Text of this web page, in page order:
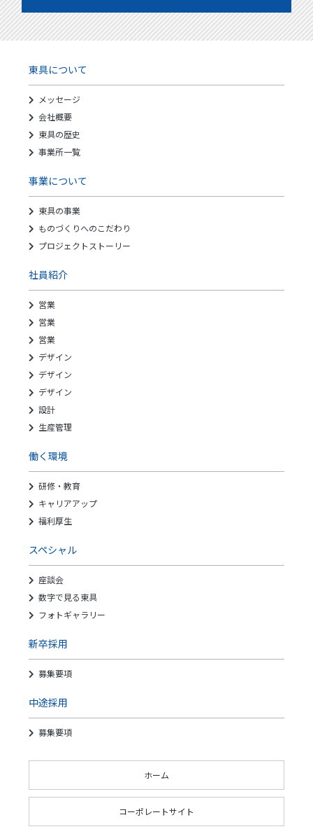
東具について
メッセージ
会社概要
東具の歴史
事業所一覧
事業について
東具の事業
ものづくりへのこだわり
プロジェクトストーリー
社員紹介
営業
営業
営業
デザイン
デザイン
デザイン
設計
生産管理
働く環境
研修・教育
キャリアアップ
福利厚生
スペシャル
座談会
数字で見る東具
フォトギャラリー
新卒採用
募集要項
中途採用
募集要項
ホーム
コーポレートサイト